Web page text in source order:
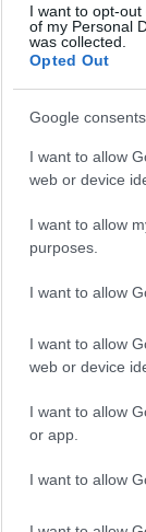
I want to opt-
of my Personal
was collected.
Opted Out
Google consents
I want to allow
web or device
I want to allow
purposes.
I want to allow
I want to allow
web or device
I want to allow
or app.
I want to allow